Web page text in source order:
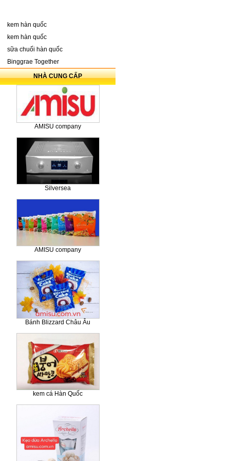
kem hàn quốc
kem hàn quốc
sữa chuối hàn quốc
Binggrae Together
NHÀ CUNG CẤP
AMISU company
Silversea
AMISU company
Bánh Blizzard Châu Âu
kem cá Hàn Quốc